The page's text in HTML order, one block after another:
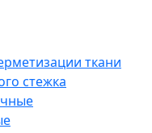
ткани
стежка